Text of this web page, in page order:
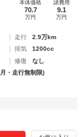
本体価格
70.7
万円
諸費用
9.1
万円
走行
2.9万km
排気
1200cc
修復
なし
・走行無制限)